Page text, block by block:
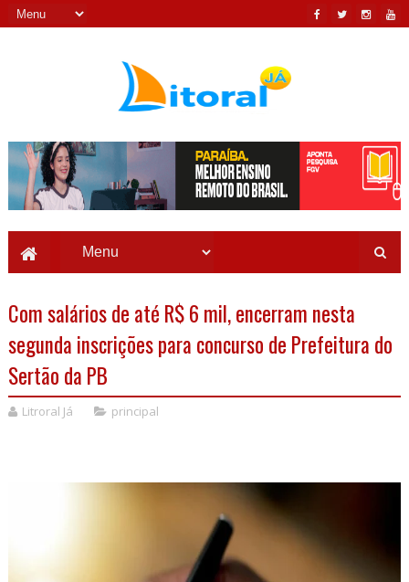
Com salários de até R$ 6 mil, encerram nesta
segunda inscrições para concurso de Prefeitura do
Sertão da PB
Litroral Já principal